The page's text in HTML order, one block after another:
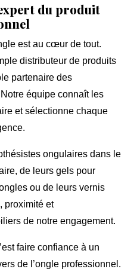
du produit
est au cœur de tout.
distributeur de produits
partenaire des
Notre équipe connaît les
et sélectionne chaque
ongulaires dans le
, de leurs gels pour
ou de leurs vernis
proximité et
de notre engagement.
faire confiance à un
de l’ongle professionnel.